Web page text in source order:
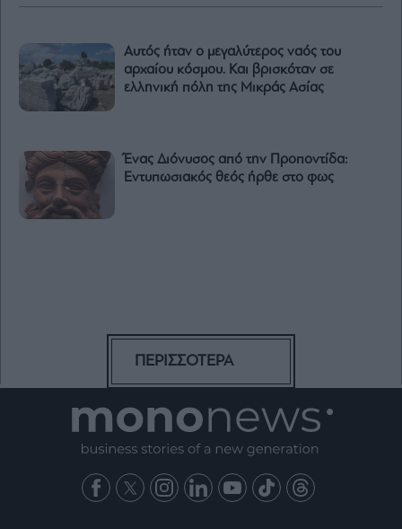
Αυτός ήταν ο μεγαλύτερος ναός του
αρχαίου κόσμου. Και βρισκόταν σε
ελληνική πόλη της Μικράς Ασίας
Ένας Διόνυσος από την Προποντίδα:
Εντυπωσιακός θεός ήρθε στο φως
ΠΕΡΙΣΣΟΤΕΡΑ